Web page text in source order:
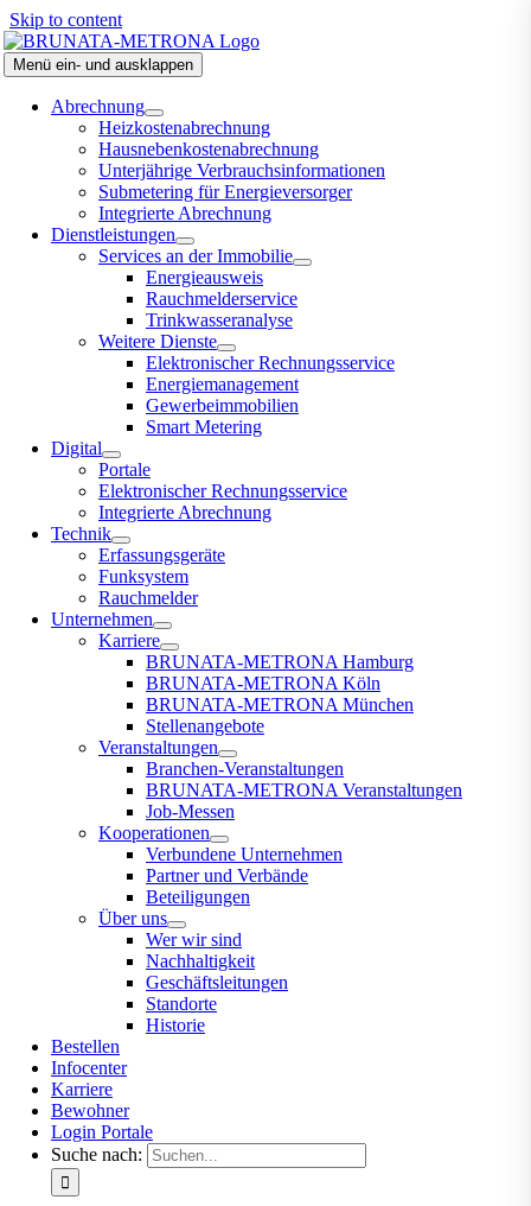
Skip to content
Menü ein- und ausklappen
Abrechnung
Heizkostenabrechnung
Hausnebenkostenabrechnung
Unterjährige Verbrauchsinformationen
Submetering für Energieversorger
Integrierte Abrechnung
Dienstleistungen
Services an der Immobilie
Energieausweis
Rauchmelderservice
Trinkwasseranalyse
Weitere Dienste
Elektronischer Rechnungsservice
Energiemanagement
Gewerbeimmobilien
Smart Metering
Digital
Portale
Elektronischer Rechnungsservice
Integrierte Abrechnung
Technik
Erfassungsgeräte
Funksystem
Rauchmelder
Unternehmen
Karriere
BRUNATA-METRONA Hamburg
BRUNATA-METRONA Köln
BRUNATA-METRONA München
Stellenangebote
Veranstaltungen
Branchen-Veranstaltungen
BRUNATA-METRONA Veranstaltungen
Job-Messen
Kooperationen
Verbundene Unternehmen
Partner und Verbände
Beteiligungen
Über uns
Wer wir sind
Nachhaltigkeit
Geschäftsleitungen
Standorte
Historie
Bestellen
Infocenter
Karriere
Bewohner
Login Portale
Suche nach: